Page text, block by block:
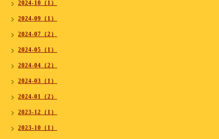
2024-10（1）
2024-09（1）
2024-07（2）
2024-05（1）
2024-04（2）
2024-03（1）
2024-01（2）
2023-12（1）
2023-10（1）